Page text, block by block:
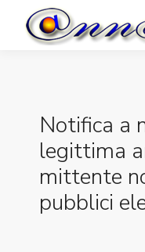
Notifica a
legittima
mittente
pubblici